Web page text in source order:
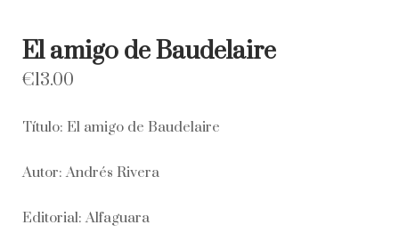
El amigo de Baudelaire
€13.00
Título: El amigo de Baudelaire
Autor: Andrés Rivera
Editorial: Alfaguara